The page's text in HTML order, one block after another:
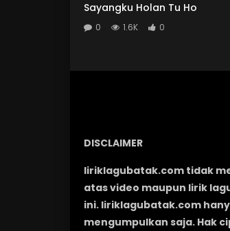
Sayangku Holan Tu Ho
0 1.6K 0
DISCLAIMER
liriklagubatak.com tidak
atas video maupun lirik
ini. liriklagubatak.com
mengumpulkan saja. Hak